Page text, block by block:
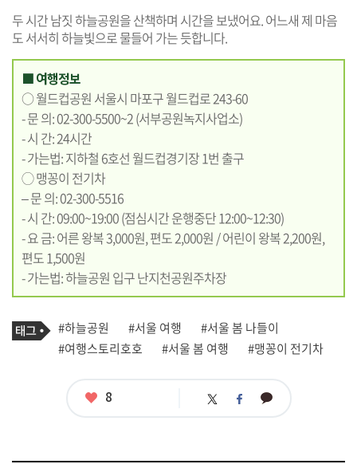
두 시간 남짓 하늘공원을 산책하며 시간을 보냈어요. 어느새 제 마음
도 서서히 하늘빛으로 물들어 가는 듯합니다.
■ 여행정보
○ 월드컵공원 서울시 마포구 월드컵로 243-60
- 문 의: 02-300-5500~2 (서부공원녹지사업소)
- 시 간: 24시간
- 가는법: 지하철 6호선 월드컵경기장 1번 출구
◯ 맹꽁이 전기차
– 문 의: 02-300-5516
- 시 간: 09:00~19:00 (점심시간 운행중단 12:00~12:30)
- 요 금: 어른 왕복 3,000원, 편도 2,000원 / 어린이 왕복 2,200원,
편도 1,500원
- 가는법: 하늘공원 입구 난지천공원주차장
기
사
관
련
태
그
#하늘공원 #서울 여행
#서울 봄 나들이
#여행스토리호호
#서울 봄 여행 #맹꽁이 전기차
좋
8 트 페 카